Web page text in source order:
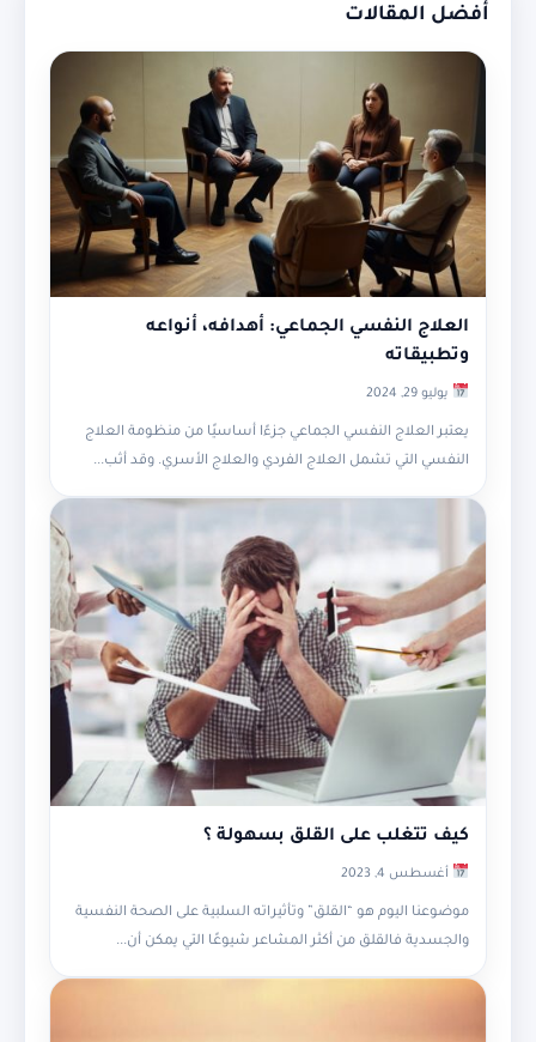
أفضل المقالات
العلاج النفسي الجماعي: أهدافه، أنواعه
وتطبيقاته
يوليو 29, 2024
يعتبر العلاج النفسي الجماعي جزءًا أساسيًا من منظومة العلاج
النفسي التي تشمل العلاج الفردي والعلاج الأسري. وقد أثب...
كيف تتغلب على القلق بسهولة ؟
أغسطس 4, 2023
موضوعنا اليوم هو “القلق” وتأثيراته السلبية على الصحة النفسية
والجسدية فالقلق من أكثر المشاعر شيوعًا التي يمكن أن...